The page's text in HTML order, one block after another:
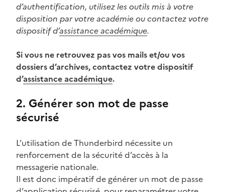
d’authentification, utilisez les outils mis à votre
disposition par votre académie ou contactez votre
dispositif d’assistance académique.
Si vous ne retrouvez pas vos mails et/ou vos
dossiers d’archives, contactez votre dispositif
d’assistance académique.
2. Générer son mot de passe
sécurisé
L’utilisation de Thunderbird nécessite un
renforcement de la sécurité d’accès à la
messagerie nationale.
Il est donc impératif de générer un mot de passe